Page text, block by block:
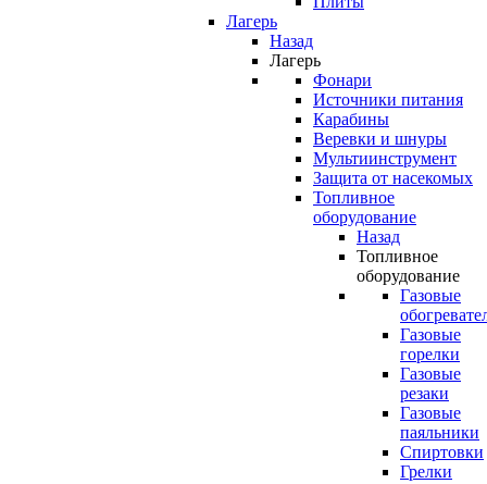
Лагерь
Назад
Лагерь
Фонари
Источники питания
Карабины
Веревки и шнуры
Мультиинструмент
Защита от насекомых
Топливное
оборудование
Назад
Топливное
оборудование
Газовые
Газовые
горелки
Газовые
резаки
Газовые
паяльники
Спиртовки
Грелки